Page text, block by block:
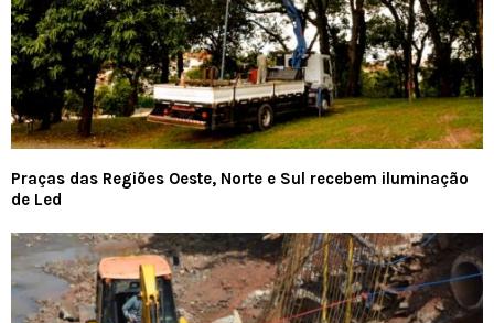
Praças das Regiões Oeste, Norte e Sul recebem iluminação
de Led